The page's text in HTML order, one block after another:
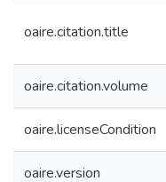
oaire.citation.title
oaire.citation.volume
oaire.licenseCondition
oaire.version